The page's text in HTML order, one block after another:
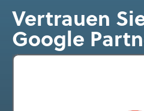
Vertrauen
Google